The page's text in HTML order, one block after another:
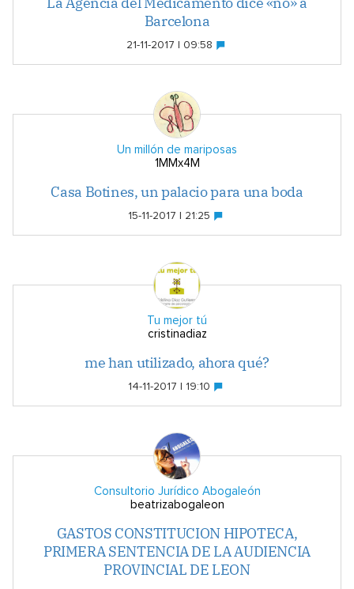
Barcelona
21-11-2017 | 09:58
Un millón de mariposas
1MMx4M
Casa Botines, un palacio para una boda
15-11-2017 | 21:25
Tu mejor tú
cristinadiaz
me han utilizado, ahora qué?
14-11-2017 | 19:10
Consultorio Jurídico Abogaleón
beatrizabogaleon
GASTOS CONSTITUCION HIPOTECA,
PRIMERA SENTENCIA DE LA AUDIENCIA
PROVINCIAL DE LEON